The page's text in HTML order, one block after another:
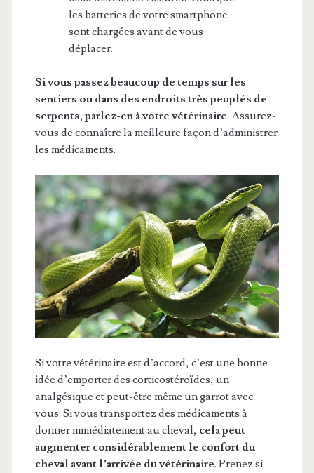
les batteries de votre smartphone
sont chargées avant de vous
déplacer.
Si vous passez beaucoup de temps sur les
sentiers ou dans des endroits très peuplés de
serpents, parlez-en à votre vétérinaire. Assurez-
vous de connaître la meilleure façon d’administrer
les médicaments.
Si votre vétérinaire est d’accord, c’est une bonne
idée d’emporter des corticostéroïdes, un
analgésique et peut-être même un garrot avec
vous. Si vous transportez des médicaments à
donner immédiatement au cheval, cela peut
augmenter considérablement le confort du
cheval avant l’arrivée du vétérinaire. Prenez si